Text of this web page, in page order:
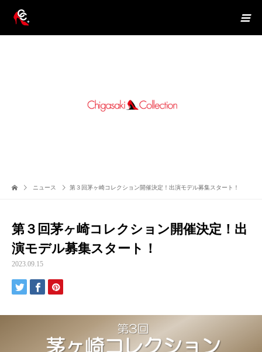
ニュース 第３回茅ヶ崎コレクション開催決定！出演モデル募集スタート！
第３回茅ヶ崎コレクション開催決定！出
演モデル募集スタート！
2023.09.15